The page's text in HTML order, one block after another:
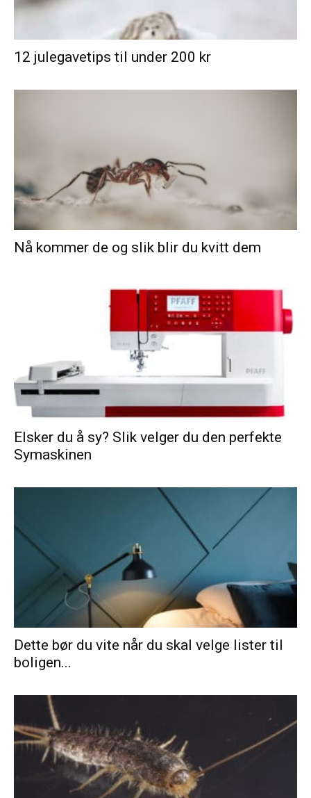
12 julegavetips til under 200 kr
Nå kommer de og slik blir du kvitt dem
Elsker du å sy? Slik velger du den perfekte
Symaskinen
Dette bør du vite når du skal velge lister til
boligen...